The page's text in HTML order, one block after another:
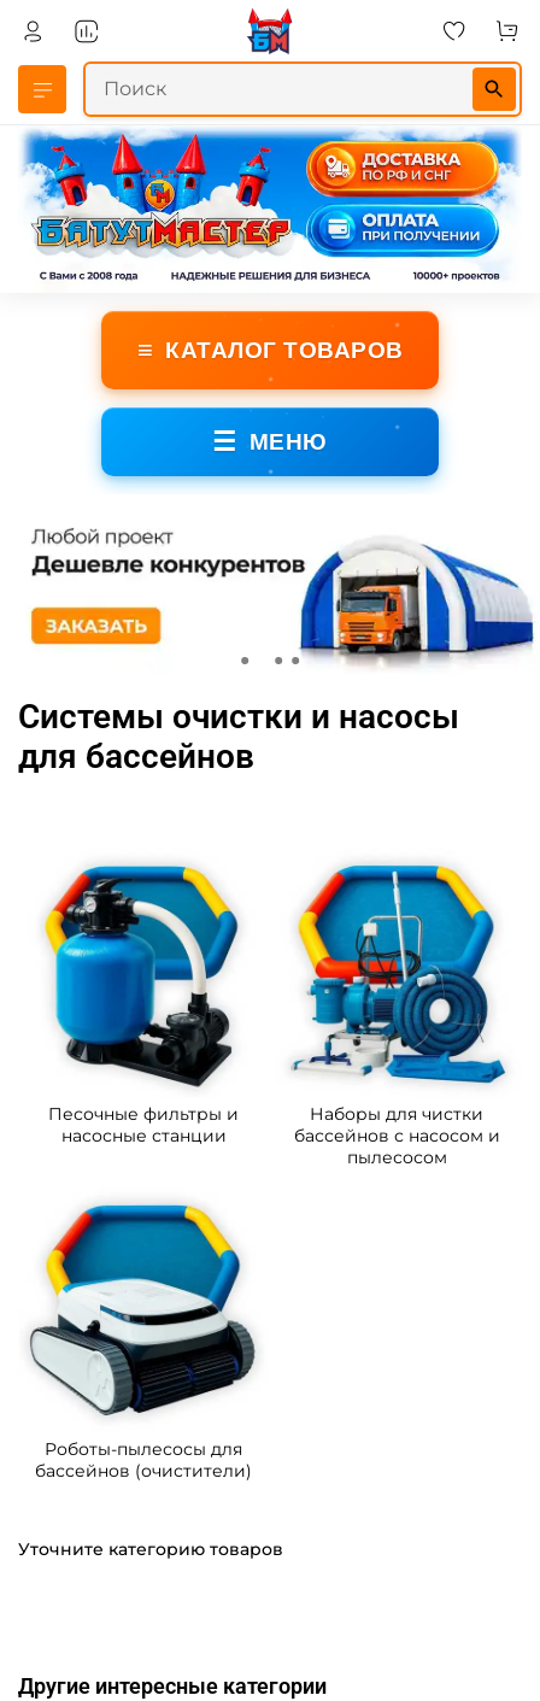
≡ КАТАЛОГ ТОВАРОВ
☰ МЕНЮ
Системы очистки и насосы
для бассейнов
Песочные фильтры и
насосные станции
Наборы для чистки
бассейнов с насосом и
пылесосом
Роботы-пылесосы для
бассейнов (очистители)
Уточните категорию товаров
Другие интересные категории